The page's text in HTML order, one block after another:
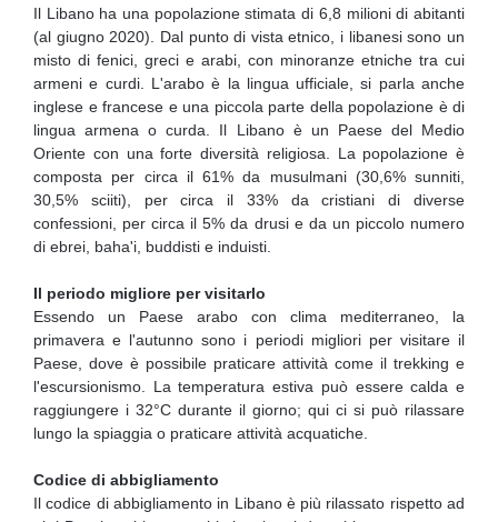
Il Libano ha una popolazione stimata di 6,8 milioni di abitanti
(al giugno 2020). Dal punto di vista etnico, i libanesi sono un
misto di fenici, greci e arabi, con minoranze etniche tra cui
armeni e curdi. L'arabo è la lingua ufficiale, si parla anche
inglese e francese e una piccola parte della popolazione è di
lingua armena o curda. Il Libano è un Paese del Medio
Oriente con una forte diversità religiosa. La popolazione è
composta per circa il 61% da musulmani (30,6% sunniti,
30,5% sciiti), per circa il 33% da cristiani di diverse
confessioni, per circa il 5% da drusi e da un piccolo numero
di ebrei, baha'i, buddisti e induisti.
Il periodo migliore per visitarlo
Essendo un Paese arabo con clima mediterraneo, la
primavera e l'autunno sono i periodi migliori per visitare il
Paese, dove è possibile praticare attività come il trekking e
l'escursionismo. La temperatura estiva può essere calda e
raggiungere i 32°C durante il giorno; qui ci si può rilassare
lungo la spiaggia o praticare attività acquatiche.
Codice di abbigliamento
Il codice di abbigliamento in Libano è più rilassato rispetto ad